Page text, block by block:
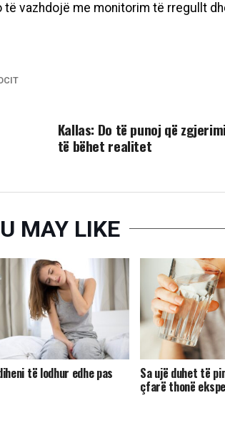
vazhdojë me monitorim të rregullt
Kallas: Do të punoj që
të bëhet realitet
MAY LIKE
të lodhur edhe pas Sa ujë duhet të
çfarë thonë